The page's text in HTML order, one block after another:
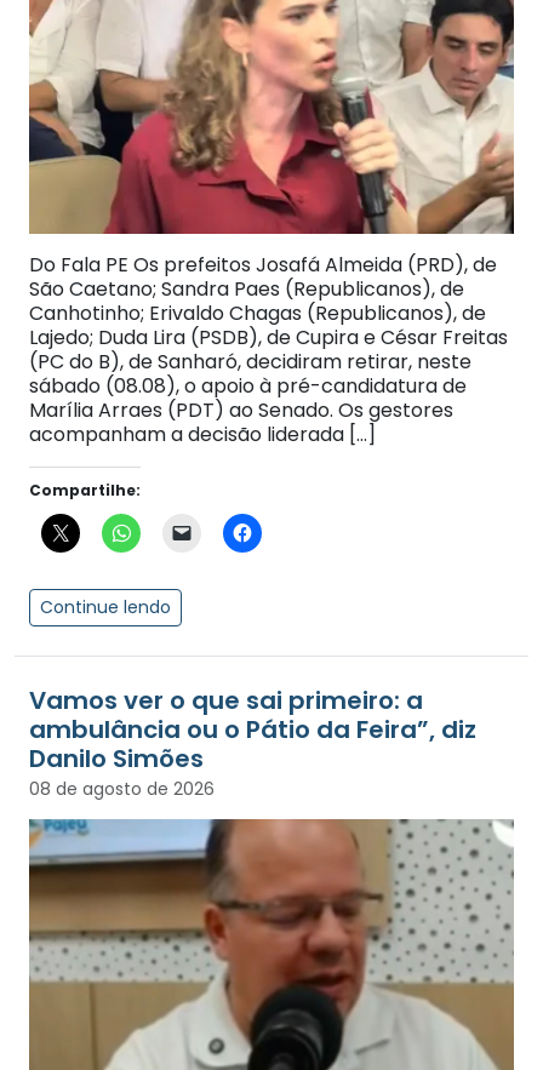
Do Fala PE Os prefeitos Josafá Almeida (PRD), de
São Caetano; Sandra Paes (Republicanos), de
Canhotinho; Erivaldo Chagas (Republicanos), de
Lajedo; Duda Lira (PSDB), de Cupira e César Freitas
(PC do B), de Sanharó, decidiram retirar, neste
sábado (08.08), o apoio à pré-candidatura de
Marília Arraes (PDT) ao Senado. Os gestores
acompanham a decisão liderada […]
Compartilhe:
Continue lendo
Vamos ver o que sai primeiro: a
ambulância ou o Pátio da Feira”, diz
Danilo Simões
08 de agosto de 2026